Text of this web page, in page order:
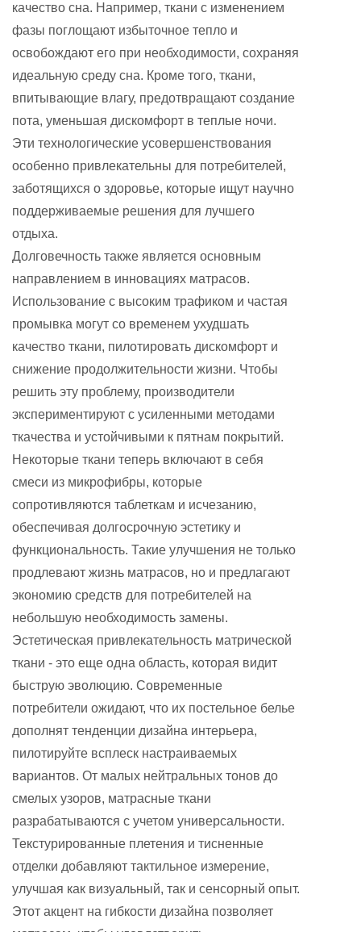
качество сна. Например, ткани с изменением
фазы поглощают избыточное тепло и
освобождают его при необходимости, сохраняя
идеальную среду сна. Кроме того, ткани,
впитывающие влагу, предотвращают создание
пота, уменьшая дискомфорт в теплые ночи.
Эти технологические усовершенствования
особенно привлекательны для потребителей,
заботящихся о здоровье, которые ищут научно
поддерживаемые решения для лучшего
отдыха.
Долговечность также является основным
направлением в инновациях матрасов.
Использование с высоким трафиком и частая
промывка могут со временем ухудшать
качество ткани, пилотировать дискомфорт и
снижение продолжительности жизни. Чтобы
решить эту проблему, производители
экспериментируют с усиленными методами
ткачества и устойчивыми к пятнам покрытий.
Некоторые ткани теперь включают в себя
смеси из микрофибры, которые
сопротивляются таблеткам и исчезанию,
обеспечивая долгосрочную эстетику и
функциональность. Такие улучшения не только
продлевают жизнь матрасов, но и предлагают
экономию средств для потребителей на
небольшую необходимость замены.
Эстетическая привлекательность матрической
ткани - это еще одна область, которая видит
быструю эволюцию. Современные
потребители ожидают, что их постельное белье
дополнят тенденции дизайна интерьера,
пилотируйте всплеск настраиваемых
вариантов. От малых нейтральных тонов до
смелых узоров, матрасные ткани
разрабатываются с учетом универсальности.
Текстурированные плетения и тисненные
отделки добавляют тактильное измерение,
улучшая как визуальный, так и сенсорный опыт.
Этот акцент на гибкости дизайна позволяет